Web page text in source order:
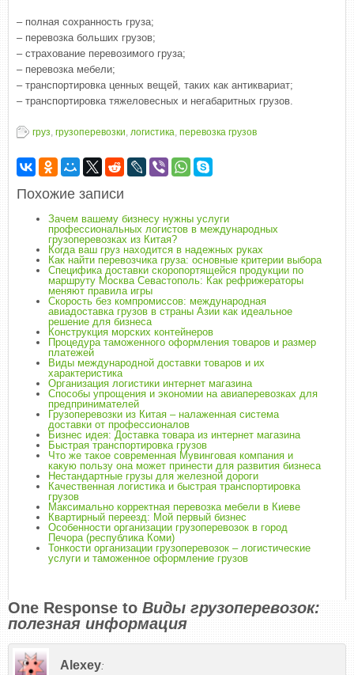
– полная сохранность груза;
– перевозка больших грузов;
– страхование перевозимого груза;
– перевозка мебели;
– транспортировка ценных вещей, таких как антиквариат;
– транспортировка тяжеловесных и негабаритных грузов.
груз, грузоперевозки, логистика, перевозка грузов
Похожие записи
Зачем вашему бизнесу нужны услуги
профессиональных логистов в международных
грузоперевозках из Китая?
Когда ваш груз находится в надежных руках
Как найти перевозчика груза: основные критерии выбора
Специфика доставки скоропортящейся продукции по
маршруту Москва Севастополь: Как рефрижераторы
меняют правила игры
Скорость без компромиссов: международная
авиадоставка грузов в страны Азии как идеальное
решение для бизнеса
Конструкция морских контейнеров
Процедура таможенного оформления товаров и размер
платежей
Виды международной доставки товаров и их
характеристика
Организация логистики интернет магазина
Способы упрощения и экономии на авиаперевозках для
предпринимателей
Грузоперевозки из Китая – налаженная система
доставки от профессионалов
Бизнес идея: Доставка товара из интернет магазина
Быстрая транспортировка грузов
Что же такое современная Мувинговая компания и
какую пользу она может принести для развития бизнеса
Нестандартные грузы для железной дороги
Качественная логистика и быстрая транспортировка
грузов
Максимально корректная перевозка мебели в Киеве
Квартирный переезд: Мой первый бизнес
Особенности организации грузоперевозок в город
Печора (республика Коми)
Тонкости организации грузоперевозок – логистические
услуги и таможенное оформление грузов
One Response to Виды грузоперевозок:
полезная информация
Alexey: